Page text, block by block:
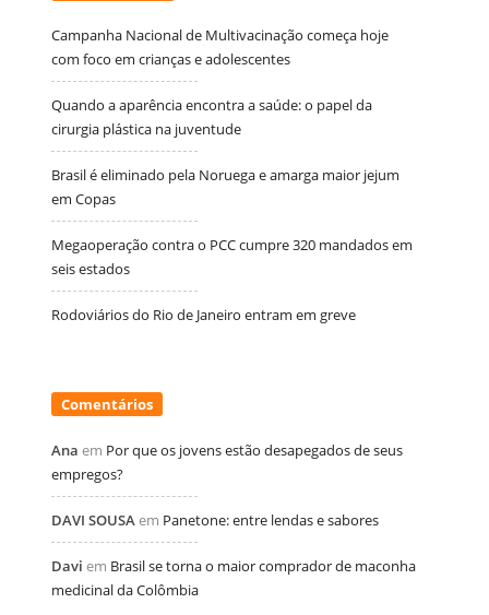
Campanha Nacional de Multivacinação começa hoje
com foco em crianças e adolescentes
Quando a aparência encontra a saúde: o papel da
cirurgia plástica na juventude
Brasil é eliminado pela Noruega e amarga maior jejum
em Copas
Megaoperação contra o PCC cumpre 320 mandados em
seis estados
Rodoviários do Rio de Janeiro entram em greve
Comentários
Ana em Por que os jovens estão desapegados de seus
empregos?
DAVI SOUSA em Panetone: entre lendas e sabores
Davi em Brasil se torna o maior comprador de maconha
medicinal da Colômbia